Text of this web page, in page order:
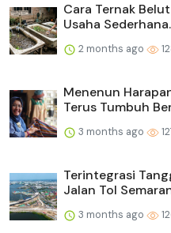
Cara Ternak
Usaha
2 months ago
Menenun
Terus Tumbuh
3 months ago
Terintegrasi
Jalan Tol
3 months ago